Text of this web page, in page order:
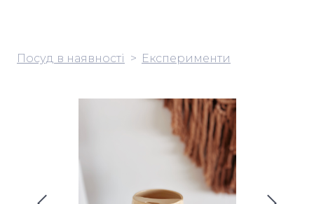
Посуд в наявності Експерименти